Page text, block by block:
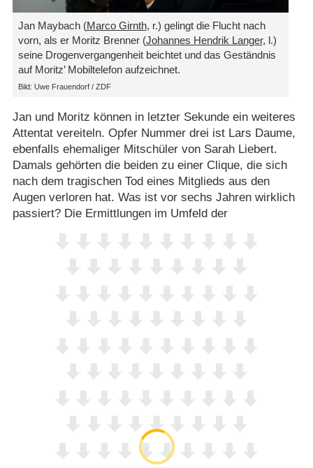
Jan Maybach (Marco Girnth, r.) gelingt die Flucht nach
vorn, als er Moritz Brenner (Johannes Hendrik Langer, l.)
seine Drogenvergangenheit beichtet und das Geständnis
auf Moritz’ Mobiltelefon aufzeichnet.
Bild: Uwe Frauendorf / ZDF
Jan und Moritz können in letzter Sekunde ein weiteres
Attentat vereiteln. Opfer Nummer drei ist Lars Daume,
ebenfalls ehemaliger Mitschüler von Sarah Liebert.
Damals gehörten die beiden zu einer Clique, die sich
nach dem tragischen Tod eines Mitglieds aus den
Augen verloren hat. Was ist vor sechs Jahren wirklich
passiert? Die Ermittlungen im Umfeld der